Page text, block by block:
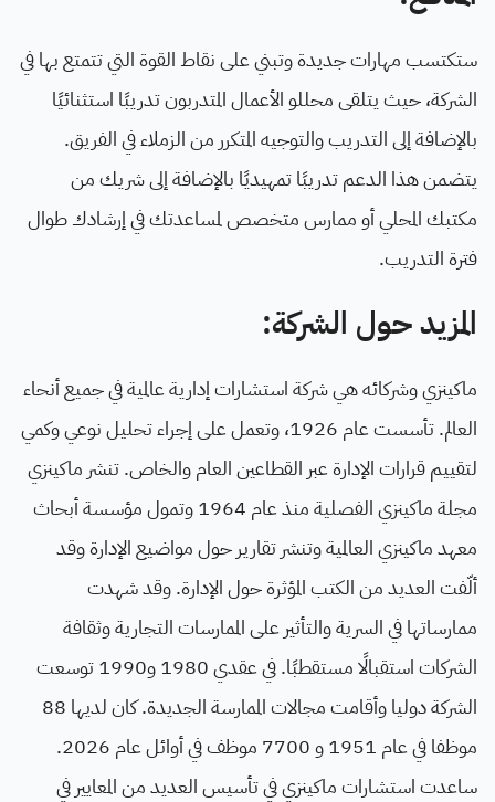
ستكتسب مهارات جديدة وتبني على نقاط القوة التي تتمتع بها في
الشركة، حيث يتلقى محللو الأعمال المتدربون تدريبًا استثنائيًا
بالإضافة إلى التدريب والتوجيه المتكرر من الزملاء في الفريق.
يتضمن هذا الدعم تدريبًا تمهيديًا بالإضافة إلى شريك من
مكتبك المحلي أو ممارس متخصص لمساعدتك في إرشادك طوال
فترة التدريب.
المزيد حول الشركة:
ماكينزي وشركائه هي شركة استشارات إدارية عالمية في جميع أنحاء
العالم. تأسست عام 1926، وتعمل على إجراء تحليل نوعي وكمي
لتقييم قرارات الإدارة عبر القطاعين العام والخاص. تنشر ماكينزي
مجلة ماكينزي الفصلية منذ عام 1964 وتمول مؤسسة أبحاث
معهد ماكينزي العالمية وتنشر تقارير حول مواضيع الإدارة وقد
ألّفت العديد من الكتب المؤثرة حول الإدارة. وقد شهدت
ممارساتها في السرية والتأثير على الممارسات التجارية وثقافة
الشركات استقبالًا مستقطبًا. في عقدي 1980 و1990 توسعت
الشركة دوليا وأقامت مجالات الممارسة الجديدة. كان لديها 88
موظفا في عام 1951 و 7700 موظف في أوائل عام 2026.
ساعدت استشارات ماكينزي في تأسيس العديد من المعايير في